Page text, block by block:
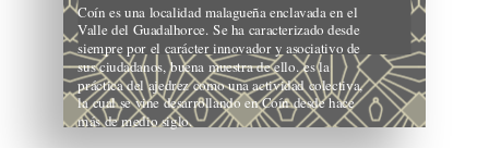
Coín es una localidad malagueña enclavada en el
Valle del Guadalhorce. Se ha caracterizado desde
siempre por el carácter innovador y asociativo de
sus ciudadanos, buena muestra de ello. es la
práctica del ajedrez como una actividad colectiva,
la cual se vine desarrollando en Coín desde hace
más de medio siglo.